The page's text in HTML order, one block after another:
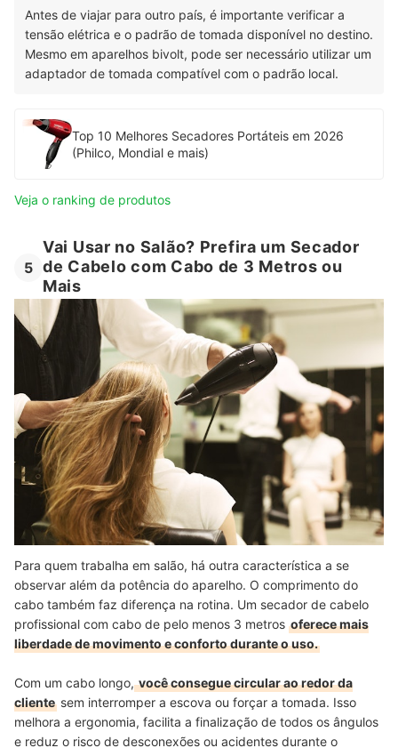
Antes de viajar para outro país, é importante verificar a
tensão elétrica e o padrão de tomada disponível no destino.
Mesmo em aparelhos bivolt, pode ser necessário utilizar um
adaptador de tomada compatível com o padrão local.
Top 10 Melhores Secadores Portáteis em 2026
(Philco, Mondial e mais)
Veja o ranking de produtos
5
Vai Usar no Salão? Prefira um Secador
de Cabelo com Cabo de 3 Metros ou
Mais
Para quem trabalha em salão, há outra característica a se
observar além da potência do aparelho. O comprimento do
cabo também faz diferença na rotina. Um secador de cabelo
profissional com cabo de pelo menos 3 metros oferece mais
liberdade de movimento e conforto durante o uso.
Com um cabo longo,você consegue circular ao redor da
cliente sem interromper a escova ou forçar a tomada. Isso
melhora a ergonomia, facilita a finalização de todos os ângulos
e reduz o risco de desconexões ou acidentes durante o